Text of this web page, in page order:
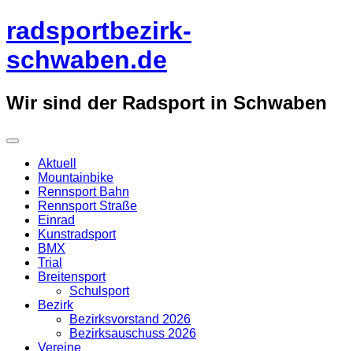
Überspringe
zum
radsportbezirk-
schwaben.de
Wir sind der Radsport in Schwaben
Aktuell
Mountainbike
Rennsport Bahn
Rennsport Straße
Einrad
Kunstradsport
BMX
Trial
Breitensport
Schulsport
Bezirk
Bezirksvorstand 2026
Bezirksauschuss 2026
Vereine